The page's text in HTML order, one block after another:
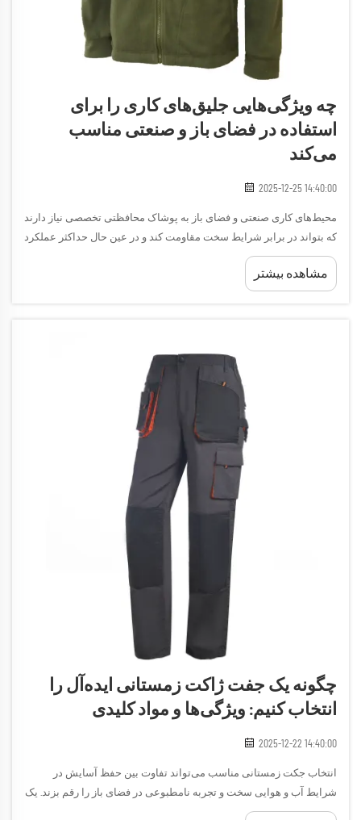
چه ویژگی‌هایی جلیق‌های کاری را برای
استفاده در فضای باز و صنعتی مناسب
می‌کند
2025-12-25 14:40:00
محیط‌های کاری صنعتی و فضای باز به پوشاک محافظتی تخصصی نیاز دارند
که بتواند در برابر شرایط سخت مقاومت کند و در عین حال حداکثر عملکرد
را فراهم کند. جلیقه‌های کاری به عنوان لباس‌های ضروری برای متخصصان
در صنایع مختلف ظهور کرده‌اند و مزایای متعددی از جمله دسترسی آسان
مشاهده بیشتر
چگونه یک جفت ژاکت زمستانی ایده‌آل را
انتخاب کنیم: ویژگی‌ها و مواد کلیدی
2025-12-22 14:40:00
انتخاب جکت زمستانی مناسب می‌تواند تفاوت بین حفظ آسایش در
شرایط آب و هوایی سخت و تجربه نامطبوعی در فضای باز را رقم بزند. یک
جکت زمستانی باکیفیت به عنوان خط دفاعی اول شما در برابر دمای